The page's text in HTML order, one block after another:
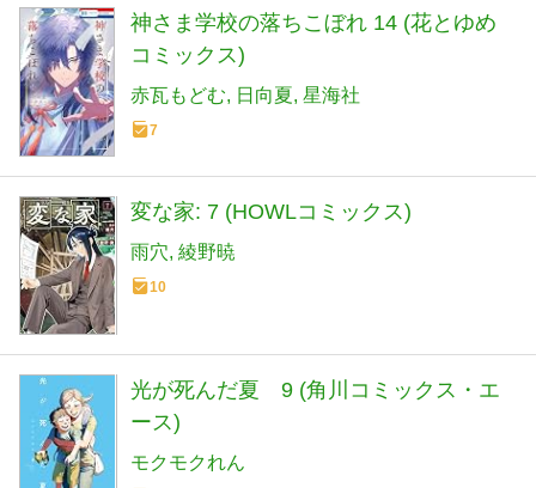
神さま学校の落ちこぼれ 14 (花とゆめ
コミックス)
赤瓦もどむ 日向夏 星海社
7
変な家: 7 (HOWLコミックス)
雨穴 綾野暁
10
光が死んだ夏 9 (角川コミックス・エ
ース)
モクモクれん